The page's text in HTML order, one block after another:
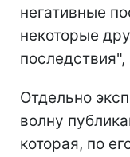
негативные
некоторые
Отдельно
волну
которая, по